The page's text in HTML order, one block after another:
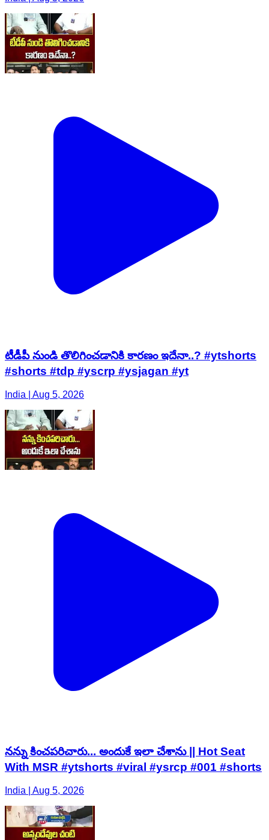
టీడీపీ నుండి తొలిగించడానికి కారణం ఇదేనా..? #ytshorts
#shorts #tdp #yscrp #ysjagan #yt
India | Aug 5, 2026
నన్ను కించపరిచారు... అందుకే ఇలా చేశాను || Hot Seat
With MSR #ytshorts #viral #ysrcp #001 #shorts
India | Aug 5, 2026